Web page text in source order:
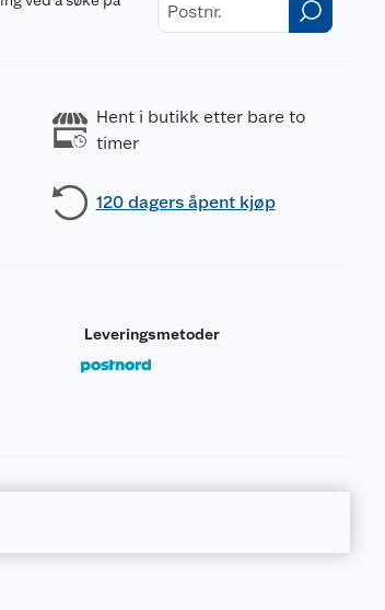
Hent i butikk etter bare to
timer
120 dagers åpent kjøp
Leveringsmetoder